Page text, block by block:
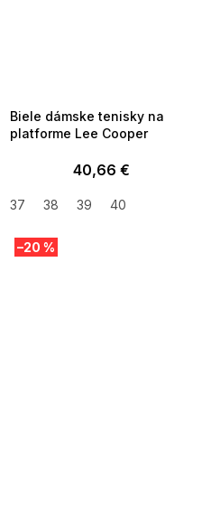
Biele dámske tenisky na
platforme Lee Cooper
40,66 €
37 38 39 40
–20 %